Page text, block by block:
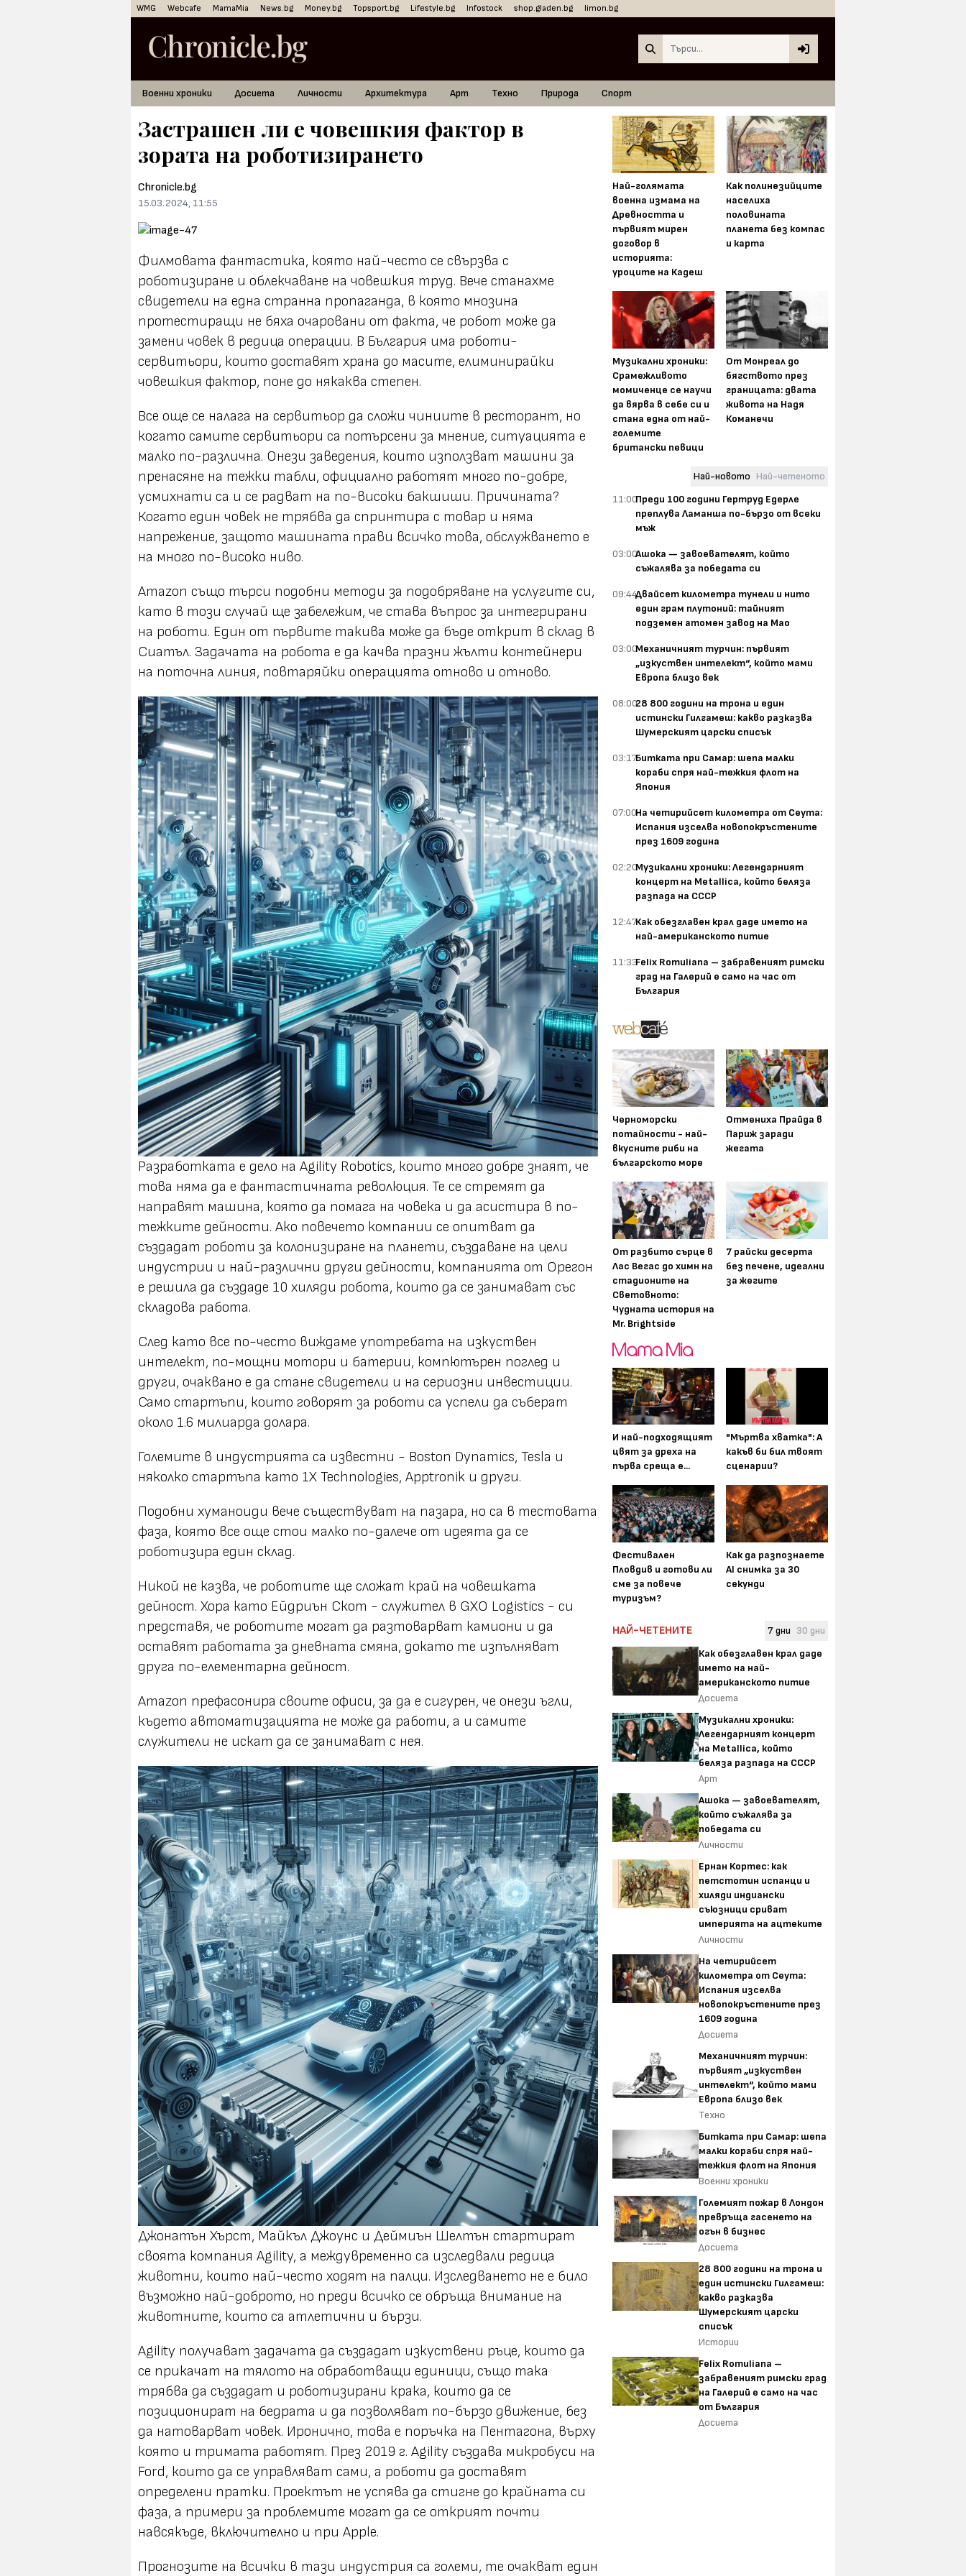
WMG Webcafe MamaMia News.bg Money.bg Topsport.bg Lifestyle.bg Infostock shop.gladen.bg limon.bg
Военни хроники Досиета Личности Архитектура Арт Техно Природа Спорт
Застрашен ли е човешкия фактор в
зората на роботизирането
Chronicle.bg
15.03.2024, 11:55
Филмовата фантастика, която най-често се свързва с
роботизиране и облекчаване на човешкия труд. Вече станахме
свидетели на една странна пропаганда, в която мнозина
протестиращи не бяха очаровани от факта, че робот може да
замени човек в редица операции. В България има роботи-
сервитьори, които доставят храна до масите, елиминирайки
човешкия фактор, поне до някаква степен.
Все още се налага на сервитьор да сложи чиниите в ресторант, но
когато самите сервитьори са потърсени за мнение, ситуацията е
малко по-различна. Онези заведения, които използват машини за
пренасяне на тежки табли, официално работят много по-добре,
усмихнати са и се радват на по-високи бакшиши. Причината?
Когато един човек не трябва да спринтира с товар и няма
напрежение, защото машината прави всичко това, обслужването е
на много по-високо ниво.
Amazon също търси подобни методи за подобряване на услугите си,
като в този случай ще забележим, че става въпрос за интегрирани
на роботи. Един от първите такива може да бъде открит в склад в
Сиатъл. Задачата на робота е да качва празни жълти контейнери
на поточна линия, повтаряйки операцията отново и отново.
Разработката е дело на Agility Robotics, които много добре знаят, че
това няма да е фантастичната революция. Те се стремят да
направят машина, която да помага на човека и да асистира в по-
тежките дейности. Ако повечето компании се опитват да
създадат роботи за колонизиране на планети, създаване на цели
индустрии и най-различни други дейности, компанията от Орегон
е решила да създаде 10 хиляди робота, които да се занимават със
складова работа.
След като все по-често виждаме употребата на изкуствен
интелект, по-мощни мотори и батерии, компютърен поглед и
други, очаквано е да стане свидетели и на сериозни инвестиции.
Само стартъпи, които говорят за роботи са успели да съберат
около 1.6 милиарда долара.
Големите в индустрията са известни - Boston Dynamics, Tesla и
няколко стартъпа като 1X Technologies, Apptronik и други.
Подобни хуманоиди вече съществуват на пазара, но са в тестовата
фаза, която все още стои малко по-далече от идеята да се
роботизира един склад.
Никой не казва, че роботите ще сложат край на човешката
дейност. Хора като Ейдриън Скот - служител в GXO Logistics - си
представя, че роботите могат да разтоварват камиони и да
оставят работата за дневната смяна, докато те изпълняват
друга по-елементарна дейност.
Amazon префасонира своите офиси, за да е сигурен, че онези ъгли,
където автоматизацията не може да работи, а и самите
служители не искат да се занимават с нея.
Джонатън Хърст, Майкъл Джоунс и Деймиън Шелтън стартират
своята компания Agility, а междувременно са изследвали редица
животни, които най-често ходят на палци. Изследването не е било
възможно най-доброто, но преди всичко се обръща внимание на
животните, които са атлетични и бързи.
Agility получават задачата да създадат изкуствени ръце, които да
се прикачат на тялото на обработващи единици, също така
трябва да създадат и роботизирани крака, които да се
позиционират на бедрата и да позволяват по-бързо движение, без
да натоварват човек. Иронично, това е поръчка на Пентагона, върху
която и тримата работят. През 2019 г. Agility създава микробуси на
Ford, които да се управляват сами, а роботи да доставят
определени пратки. Проектът не успява да стигне до крайната си
фаза, а примери за проблемите могат да се открият почти
навсякъде, включително и при Apple.
Прогнозите на всички в тази индустрия са големи, те очакват един
Най-голямата
военна измама на
Древността и
първият мирен
договор в
историята:
уроците на Кадеш
Как полинезийците
населиха
половината
планета без компас
и карта
Музикални хроники:
Срамежливото
момиченце се научи
да вярва в себе си и
стана една от най-
големите
британски певици
От Монреал до
бягството през
границата: двата
живота на Надя
Команечи
Най-новото Най-четеното
11:00Преди 100 години Гертруд Едерле
преплува Ламанша по-бързо от всеки
мъж
03:00Ашока — завоевателят, който
съжалява за победата си
09:44Двайсет километра тунели и нито
един грам плутоний: тайният
подземен атомен завод на Мао
03:00Механичният турчин: първият
„изкуствен интелект“, който мами
Европа близо век
08:0028 800 години на трона и един
истински Гилгамеш: какво разказва
Шумерският царски списък
03:17Битката при Самар: шепа малки
кораби спря най-тежкия флот на
Япония
07:00На четирийсет километра от Сеута:
Испания изселва новопокръстените
през 1609 година
02:20Музикални хроники: Легендарният
концерт на Metallica, който беляза
разпада на СССР
12:47Как обезглавен крал даде името на
най-американското питие
11:33Felix Romuliana – забравеният римски
град на Галерий е само на час от
България
Черноморски
потайности - най-
вкусните риби на
българското море
Отмениха Прайда в
Париж заради
жегата
От разбито сърце в
Лас Вегас до химн на
стадионите на
Световното:
Чудната история на
Mr. Brightside
7 райски десерта
без печене, идеални
за жегите
И най-подходящият
цвят за дреха на
първа среща е...
"Мъртва хватка": А
какъв би бил твоят
сценарии?
Фестивален
Пловдив и готови ли
сме за повече
туризъм?
Как да разпознаете
AI снимка за 30
секунди
НАЙ-ЧЕТЕНИТЕ 7 дни 30 дни
Как обезглавен крал даде
името на най-
американското питие
Досиета
Музикални хроники:
Легендарният концерт
на Metallica, който
беляза разпада на СССР
Арт
Ашока — завоевателят,
който съжалява за
победата си
Личности
Ернан Кортес: как
петстотин испанци и
хиляди индиански
съюзници сриват
империята на ацтеките
Личности
На четирийсет
километра от Сеута:
Испания изселва
новопокръстените през
1609 година
Досиета
Механичният турчин:
първият „изкуствен
интелект“, който мами
Европа близо век
Техно
Битката при Самар: шепа
малки кораби спря най-
тежкия флот на Япония
Военни хроники
Големият пожар в Лондон
превръща гасенето на
огън в бизнес
Досиета
28 800 години на трона и
един истински Гилгамеш:
какво разказва
Шумерският царски
списък
Истории
Felix Romuliana –
забравеният римски град
на Галерий е само на час
от България
Досиета